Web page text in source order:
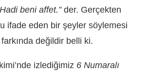
beni affet.”der. Gerçekten
ifade eden bir şeyler söylemesi
değildir belli ki.
izlediğimiz 6 Numaralı